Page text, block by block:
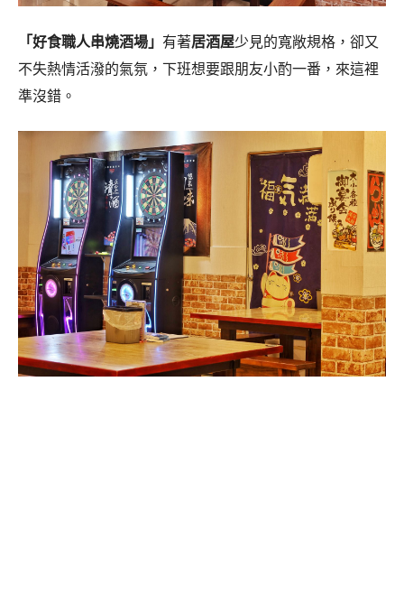
「好食職人串燒酒場」 有著居酒屋少見的寬敞規格，卻又
不失熱情活潑的氣氛，下班想要跟朋友小酌一番，來這裡
準沒錯。